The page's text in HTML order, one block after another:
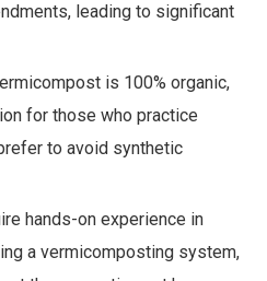
leading to significant
is 100% organic,
for those who practice
to avoid synthetic
hands-on experience in
a vermicomposting system,